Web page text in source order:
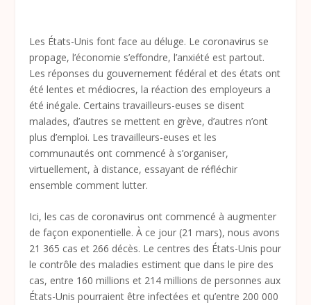
Les États-Unis font face au déluge. Le coronavirus se
propage, l’économie s’effondre, l’anxiété est partout.
Les réponses du gouvernement fédéral et des états ont
été lentes et médiocres, la réaction des employeurs a
été inégale. Certains travailleurs-euses se disent
malades, d’autres se mettent en grève, d’autres n’ont
plus d’emploi. Les travailleurs-euses et les
communautés ont commencé à s’organiser,
virtuellement, à distance, essayant de réfléchir
ensemble comment lutter.
Ici, les cas de coronavirus ont commencé à augmenter
de façon exponentielle. À ce jour (21 mars), nous avons
21 365 cas et 266 décès. Le centres des États-Unis pour
le contrôle des maladies estiment que dans le pire des
cas, entre 160 millions et 214 millions de personnes aux
États-Unis pourraient être infectées et qu’entre 200 000